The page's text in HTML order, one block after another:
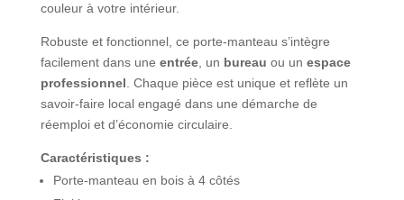
couleur à votre intérieur.
Robuste et fonctionnel, ce porte-manteau s’intègre
facilement dans une entrée, un bureau ou un espace
professionnel. Chaque pièce est unique et reflète un
savoir-faire local engagé dans une démarche de
réemploi et d’économie circulaire.
Caractéristiques :
Porte-manteau en bois à 4 côtés